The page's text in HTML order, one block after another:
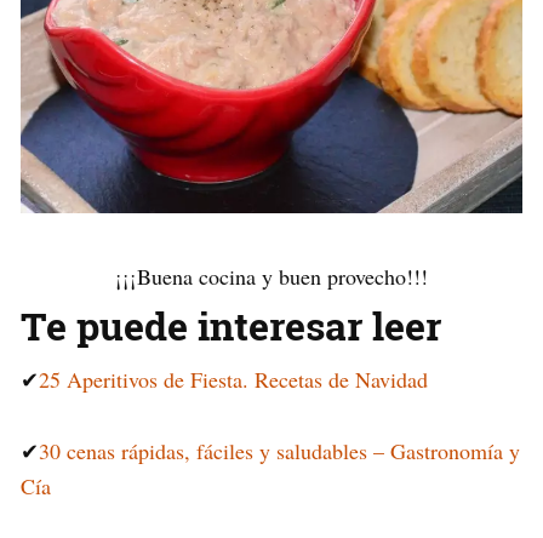
¡¡¡Buena cocina y buen provecho!!!
Te puede interesar leer
✔25 Aperitivos de Fiesta. Recetas de Navidad
✔30 cenas rápidas, fáciles y saludables – Gastronomía y
Cía